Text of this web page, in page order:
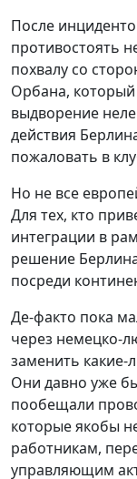
После
противостоять
похвалу со
Орбана, который
выдворение
действия
пожаловать в
Но не все
Для тех, кто
интеграции в
решение
посреди
Де-факто пока
через немецко-
заменить какие-
Они давно уже
пообещали
которые якобы
работникам,
управляющим